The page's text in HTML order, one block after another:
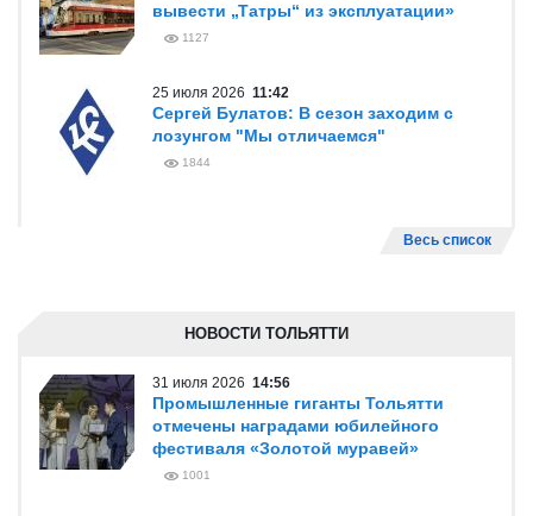
вывести „Татры“ из эксплуатации»
1127
25 июля 2026 11:42
Сергей Булатов: В сезон заходим с
лозунгом "Мы отличаемся"
1844
Весь список
НОВОСТИ ТОЛЬЯТТИ
31 июля 2026 14:56
Промышленные гиганты Тольятти
отмечены наградами юбилейного
фестиваля «Золотой муравей»
1001